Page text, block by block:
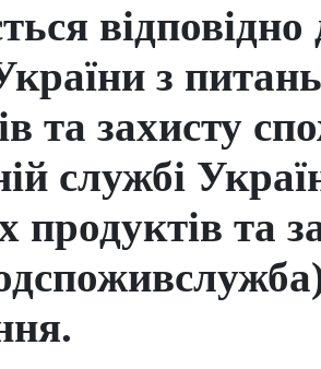
з
та захисту
службі
продуктів та